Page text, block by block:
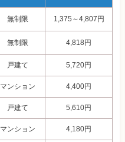
無制限 1,375～4,807円
無制限 4,818円
戸建て 5,720円
マンション 4,400円
戸建て 5,610円
マンション 4,180円